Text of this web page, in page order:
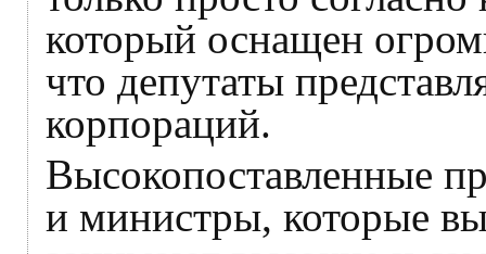
который оснащен
что депутаты
корпораций.
Высокопоставленные
и министры, которые